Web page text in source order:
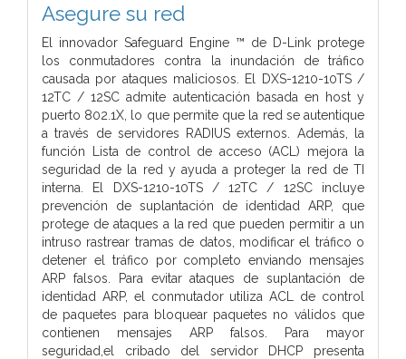
Asegure su red
El innovador Safeguard Engine ™ de D-Link protege
los conmutadores contra la inundación de tráfico
causada por ataques maliciosos. El DXS-1210-10TS /
12TC / 12SC admite autenticación basada en host y
puerto 802.1X, lo que permite que la red se autentique
a través de servidores RADIUS externos. Además, la
función Lista de control de acceso (ACL) mejora la
seguridad de la red y ayuda a proteger la red de TI
interna. El DXS-1210-10TS / 12TC / 12SC incluye
prevención de suplantación de identidad ARP, que
protege de ataques a la red que pueden permitir a un
intruso rastrear tramas de datos, modificar el tráfico o
detener el tráfico por completo enviando mensajes
ARP falsos. Para evitar ataques de suplantación de
identidad ARP, el conmutador utiliza ACL de control
de paquetes para bloquear paquetes no válidos que
contienen mensajes ARP falsos. Para mayor
seguridad,el cribado del servidor DHCP presenta